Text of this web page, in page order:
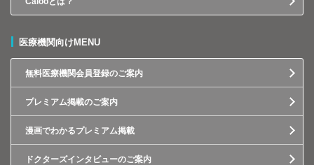
医療機関向けMENU
無料医療機関会員登録のご案内
プレミアム掲載のご案内
漫画でわかるプレミアム掲載
ドクターズインタビューのご案内